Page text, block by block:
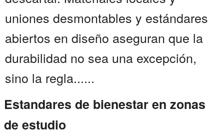
uniones desmontables y estándares
abiertos en diseño aseguran que la
durabilidad no sea una excepción,
sino la regla......
Estandares de bienestar en zonas
de estudio